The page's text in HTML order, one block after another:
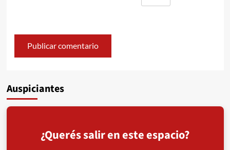
Auspiciantes
¿Querés salir en este espacio?